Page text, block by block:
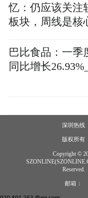
忆：仍应该关注
板块，周线是核
巴比食品：一季
同比增长
深圳热线
版权所有
Copyright ©
Reserved.
邮箱：